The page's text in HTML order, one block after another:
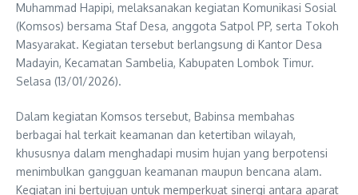
Muhammad Hapipi, melaksanakan kegiatan Komunikasi Sosial
(Komsos) bersama Staf Desa, anggota Satpol PP, serta Tokoh
Masyarakat. Kegiatan tersebut berlangsung di Kantor Desa
Madayin, Kecamatan Sambelia, Kabupaten Lombok Timur.
Selasa (13/01/2026).
Dalam kegiatan Komsos tersebut, Babinsa membahas
berbagai hal terkait keamanan dan ketertiban wilayah,
khususnya dalam menghadapi musim hujan yang berpotensi
menimbulkan gangguan keamanan maupun bencana alam.
Kegiatan ini bertujuan untuk memperkuat sinergi antara aparat